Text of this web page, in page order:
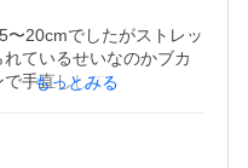
20cmでしたがストレッ
ているせいなのかブカ
手直しして被せまし
もっとみる